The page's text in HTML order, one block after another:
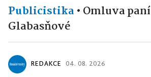
Publicistika• Omluva paní
Glabasňové
REDAKCE 04. 08. 2026